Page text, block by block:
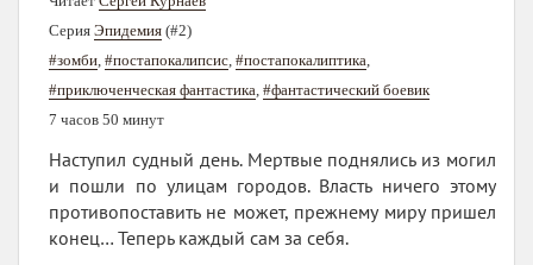
Серия Эпидемия (#2)
#зомби, #постапокалипсис, #постапокалиптика,
#приключенческая фантастика, #фантастический боевик
7 часов 50 минут
Наступил судный день. Мертвые поднялись из могил
и пошли по улицам городов. Власть ничего этому
противопоставить не может, прежнему миру пришел
конец… Теперь каждый сам за себя.